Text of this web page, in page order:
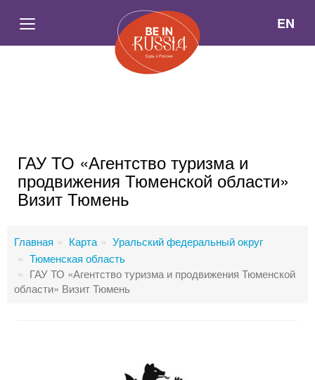
EN
ГАУ ТО «Агентство туризма и
продвижения Тюменской области»
Визит Тюмень
Главная Карта
Уральский федеральный округ
Тюменская область
ГАУ ТО «Агентство туризма и продвижения Тюменской
области» Визит Тюмень